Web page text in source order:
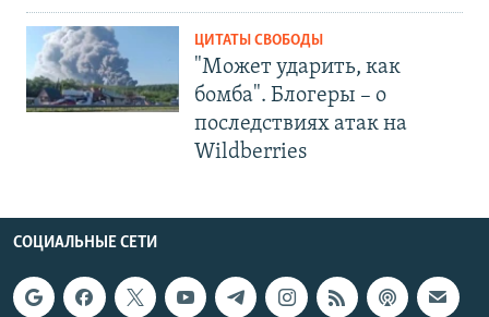
ЦИТАТЫ СВОБОДЫ
"Может ударить, как
бомба". Блогеры – о
последствиях атак на
Wildberries
СОЦИАЛЬНЫЕ СЕТИ